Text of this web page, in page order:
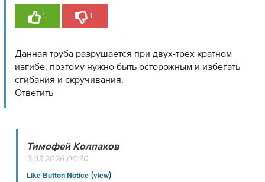
1 1
Данная труба разрушается при двух-трех кратном
изгибе, поэтому нужно быть осторожным и избегать
сгибания и скручивания.
Ответить
Тимофей Колпаков
3.03.2026 06:30
Like Button Notice(view)